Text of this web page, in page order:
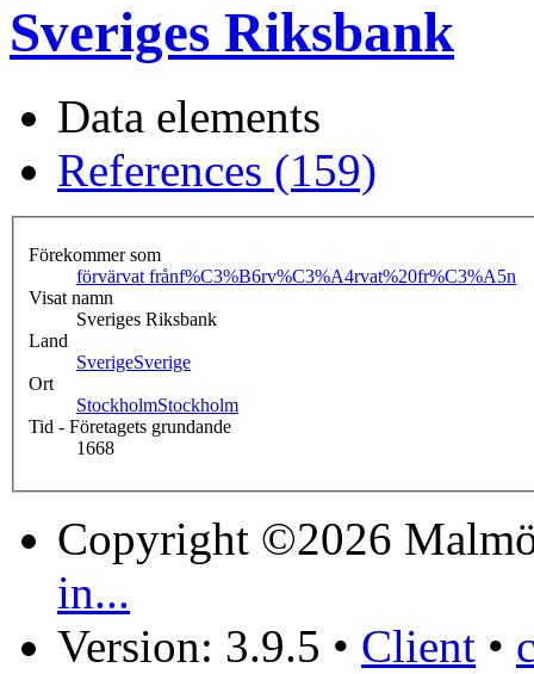
Sveriges Riksbank
Data elements
References (159)
Förekommer som
förvärvat frånf%C3%B6rv%C3%A4rvat%20fr%C3%A5n
Visat namn
Sveriges Riksbank
Land
SverigeSverige
Ort
StockholmStockholm
Tid - Företagets grundande
1668
Copyright ©2026
in...
Version: 3.9.5 • Client •